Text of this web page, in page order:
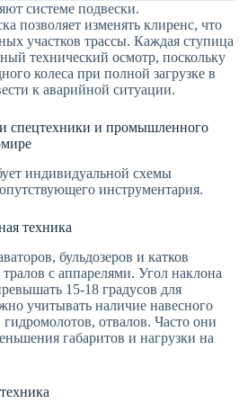
системе подвески.
позволяет изменять клиренс, что
участков трассы. Каждая ступица
технический осмотр, поскольку
колеса при полной загрузке в
к аварийной ситуации.
спецтехники и промышленного
индивидуальной схемы
инструментария.
техника
бульдозеров и катков
тралов с аппарелями. Угол наклона
15-18 градусов для
учитывать наличие навесного
отвалов. Часто они
габаритов и нагрузки на